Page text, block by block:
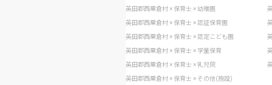
英田郡西粟倉村 × 保育士 × 幼稚園
英田郡西粟倉村 × 保育士 × 認証保育園
英田郡西粟倉村 × 保育士 × 認定こども園
英田郡西粟倉村 × 保育士 × 学童保育
英田郡西粟倉村 × 保育士 × 乳児院
英田郡西粟倉村 × 保育士 × その他(施設)